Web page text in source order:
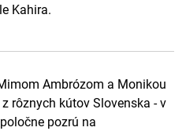
Kahira.
Ambrózom a Monikou
rôznych kútov Slovenska - v
pozrú na